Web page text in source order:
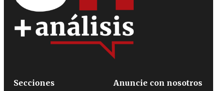
Secciones
Anuncie con nosotros